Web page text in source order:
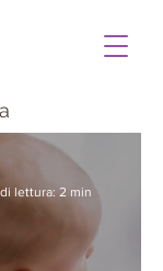
lettura: 2 min